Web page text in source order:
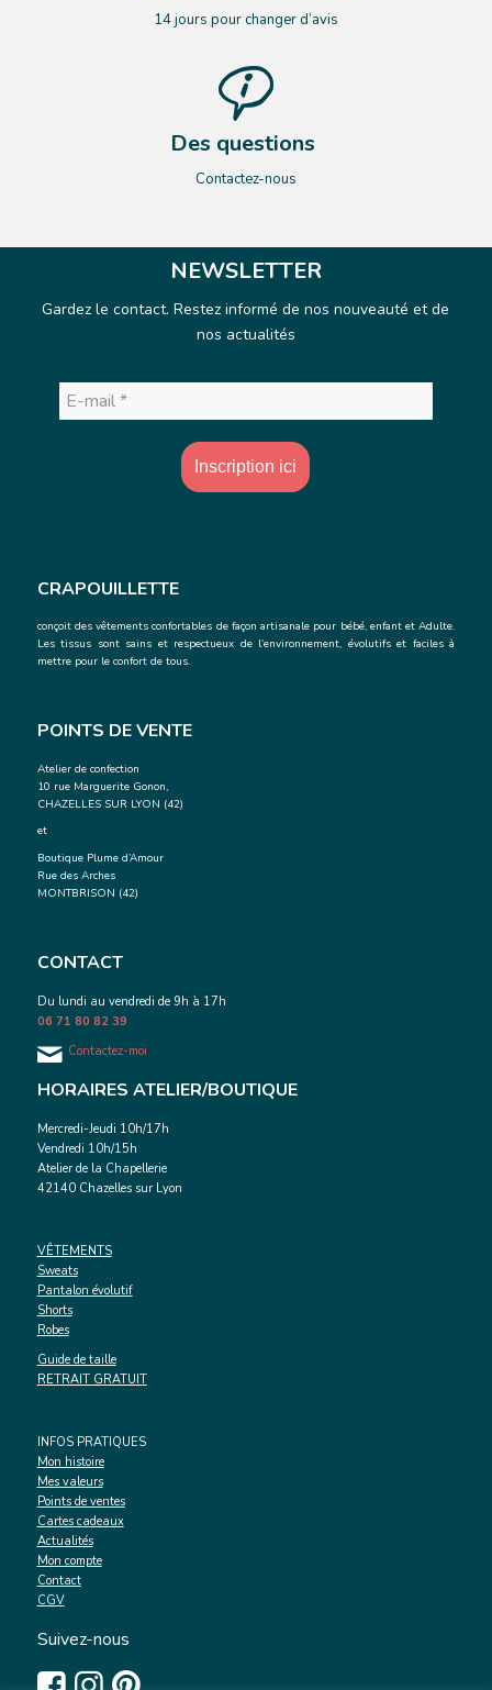
14 jours pour changer d’avis
Des questions
Contactez-nous
NEWSLETTER
Gardez le contact. Restez informé de nos nouveauté et de
nos actualités
*
CRAPOUILLETTE
conçoit des vêtements confortables de façon artisanale pour bébé, enfant et Adulte.
Les tissus sont sains et respectueux de l’environnement, évolutifs et faciles à
mettre pour le confort de tous.
POINTS DE VENTE
Atelier de confection
10 rue Marguerite Gonon,
CHAZELLES SUR LYON (42)
et
Boutique Plume d’Amour
Rue des Arches
MONTBRISON (42)
CONTACT
Du lundi au vendredi de 9h à 17h
06 71 80 82 39
Contactez-moi
HORAIRES ATELIER/BOUTIQUE
Mercredi-Jeudi 10h/17h
Vendredi 10h/15h
Atelier de la Chapellerie
42140 Chazelles sur Lyon
VÊTEMENTS
Sweats
Pantalon évolutif
Shorts
Robes
Guide de taille
RETRAIT GRATUIT
INFOS PRATIQUES
Mon histoire
Mes valeurs
Points de ventes
Cartes cadeaux
Actualités
Mon compte
Contact
CGV
Suivez-nous